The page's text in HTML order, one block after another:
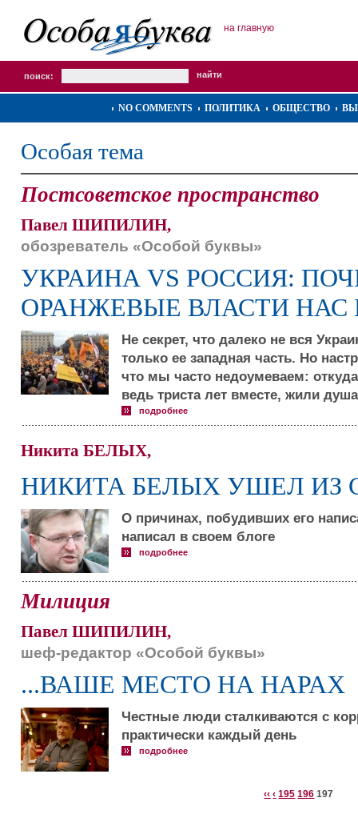
на главную
поиск:
NO COMMENTS ПОЛИТИКА ОБЩЕСТВО
Особая тема
Постсоветское пространство
Павел ШИПИЛИН,
обозреватель «Особой буквы»
УКРАИНА VS РОССИЯ:
ОРАНЖЕВЫЕ ВЛАСТИ НАС
Не секрет, что далеко не вся
только ее западная часть. Но
что мы часто недоумеваем:
ведь триста лет вместе, жили
подробнее
Никита БЕЛЫХ,
НИКИТА БЕЛЫХ УШЕЛ ИЗ
О причинах, побудивших его
написал в своем блоге
подробнее
Милиция
Павел ШИПИЛИН,
шеф-редактор «Особой буквы»
...ВАШЕ МЕСТО НА НАРАХ
Честные люди сталкиваются с
практически каждый день
подробнее
‹‹ ‹ 195 196 197